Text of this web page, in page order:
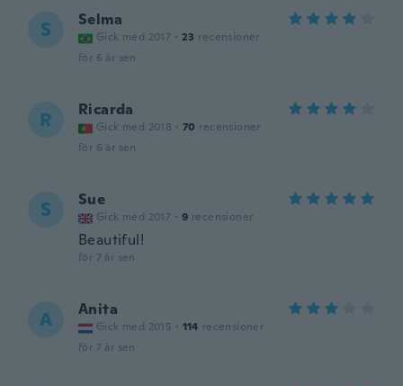
S Selma
Gick med 2017 · 23 recensioner
för 6 år sen
R Ricarda
Gick med 2018 · 70 recensioner
för 6 år sen
S Sue
Gick med 2017 · 9 recensioner
Beautiful!
för 7 år sen
A Anita
Gick med 2015 · 114 recensioner
för 7 år sen